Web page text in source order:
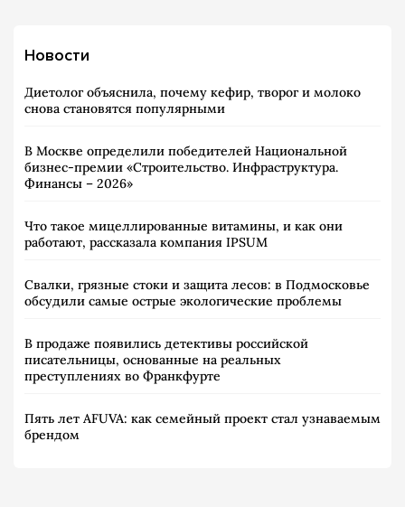
Новости
Диетолог объяснила, почему кефир, творог и молоко
снова становятся популярными
В Москве определили победителей Национальной
бизнес-премии «Строительство. Инфраструктура.
Финансы – 2026»
Что такое мицеллированные витамины, и как они
работают, рассказала компания IPSUM
Свалки, грязные стоки и защита лесов: в Подмосковье
обсудили самые острые экологические проблемы
В продаже появились детективы российской
писательницы, основанные на реальных
преступлениях во Франкфурте
Пять лет AFUVA: как семейный проект стал узнаваемым
брендом